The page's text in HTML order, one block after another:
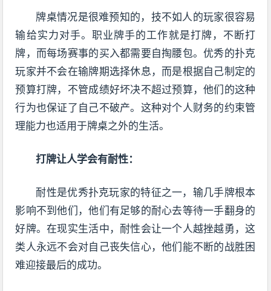
牌桌情况是很难预知的，技不如人的玩家很容易
输给实力对手。职业牌手的工作就是打牌，不断打
牌，而每场赛事的买入都需要自掏腰包。优秀的扑克
玩家并不会在输牌期选择休息，而是根据自己制定的
预算打牌，不管成绩好坏决不超过预算，他们的这种
行为也保证了自己不破产。这种对个人财务的约束管
理能力也适用于牌桌之外的生活。
打牌让人学会有耐性：
耐性是优秀扑克玩家的特征之一，输几手牌根本
影响不到他们，他们有足够的耐心去等待一手翻身的
好牌。在现实生活中，耐性会让一个人越挫越勇，这
类人永远不会对自己丧失信心，他们能不断的战胜困
难迎接最后的成功。